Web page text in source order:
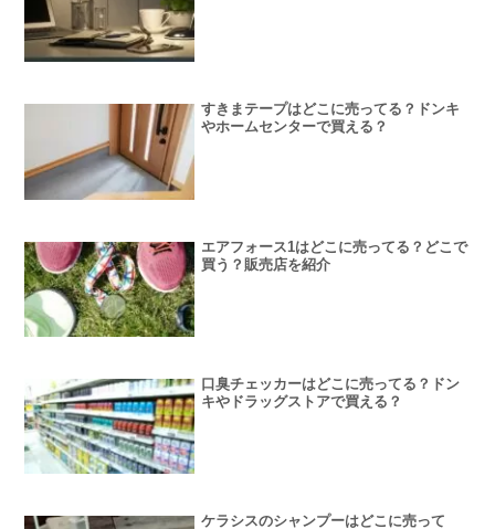
すきまテープはどこに売ってる？ドンキ
やホームセンターで買える？
エアフォース1はどこに売ってる？どこで
買う？販売店を紹介
口臭チェッカーはどこに売ってる？ドン
キやドラッグストアで買える？
ケラシスのシャンプーはどこに売って